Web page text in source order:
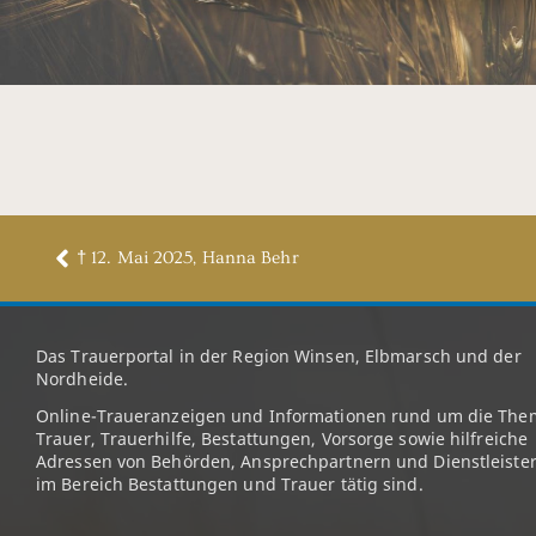
† 12. Mai 2025, Hanna Behr
Das Trauerportal in der Region Winsen, Elbmarsch und der
Nordheide.
Online-Traueranzeigen und Informationen rund um die
Trauer, Trauerhilfe, Bestattungen, Vorsorge sowie hilfreiche
Adressen von Behörden, Ansprechpartnern und
im Bereich Bestattungen und Trauer tätig sind.